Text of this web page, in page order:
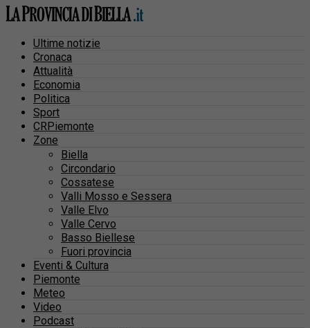
Ultime notizie
Cronaca
Attualità
Economia
Politica
Sport
CRPiemonte
Zone
Biella
Circondario
Cossatese
Valli Mosso e Sessera
Valle Elvo
Valle Cervo
Basso Biellese
Fuori provincia
Eventi & Cultura
Piemonte
Meteo
Video
Podcast